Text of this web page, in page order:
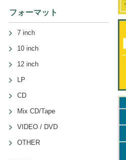
フォーマット
7 inch
10 inch
12 inch
LP
CD
Mix CD/Tape
VIDEO / DVD
OTHER